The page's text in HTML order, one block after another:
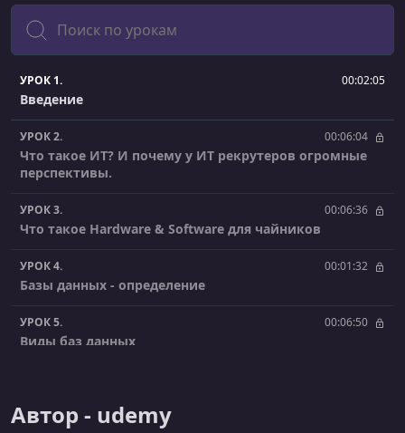
Поиск
УРОК 1. 00:02:05
Введение
УРОК 2. 00:06:04
Что такое ИТ? И почему у ИТ рекрутеров огромные
перспективы.
УРОК 3. 00:06:36
Что такое Hardware & Software для чайников
УРОК 4. 00:01:32
Базы данных - определение
УРОК 5. 00:06:50
Виды баз данных
Автор - udemy